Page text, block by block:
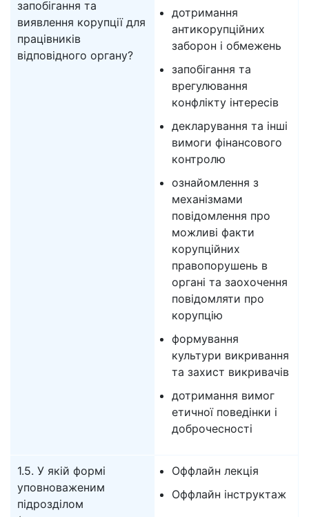
запобігання та
виявлення корупції для
працівників
відповідного органу?
дотримання
антикорупційних
заборон і обмежень
запобігання та
врегулювання
конфлікту інтересів
декларування та інші
вимоги фінансового
контролю
ознайомлення з
механізмами
повідомлення про
можливі факти
корупційних
правопорушень в
органі та заохочення
повідомляти про
корупцію
формування
культури викривання
та захист викривачів
дотримання вимог
етичної поведінки і
доброчесності
1.5. У якій формі
уповноваженим
підрозділом
Оффлайн лекція
Оффлайн інструктаж